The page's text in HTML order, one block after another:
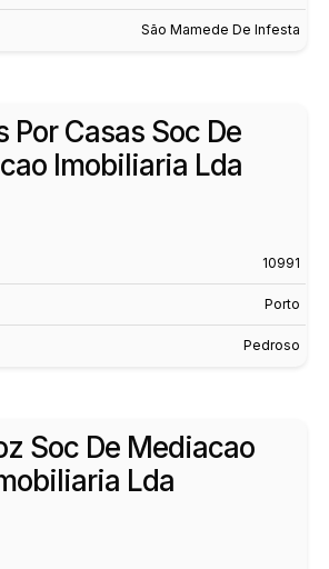
São Mamede De Infesta
Por Casas Soc De
Imobiliaria Lda
10991
Porto
Pedroso
Soc De Mediacao
Lda